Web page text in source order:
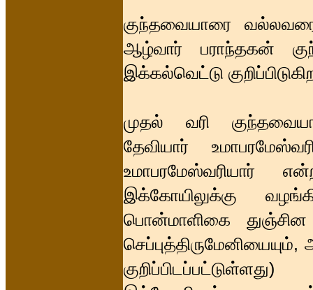
குந்தவையாரை
ஆழ்வார் பராந்தகன்
இக்கல்வெட்டு
முதல் வரி
தேவியார்
உமாபரமேஸ்வரியார்
இக்கோயிலுக்கு
பொன்மாளிகை